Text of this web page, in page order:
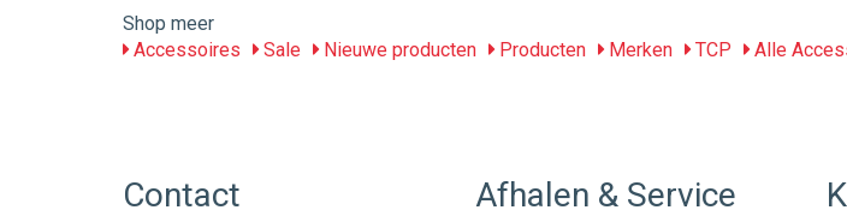
Shop meer
Accessoires
Sale Nieuwe producten Producten Merken TCP Alle
Contact Afhalen & Service